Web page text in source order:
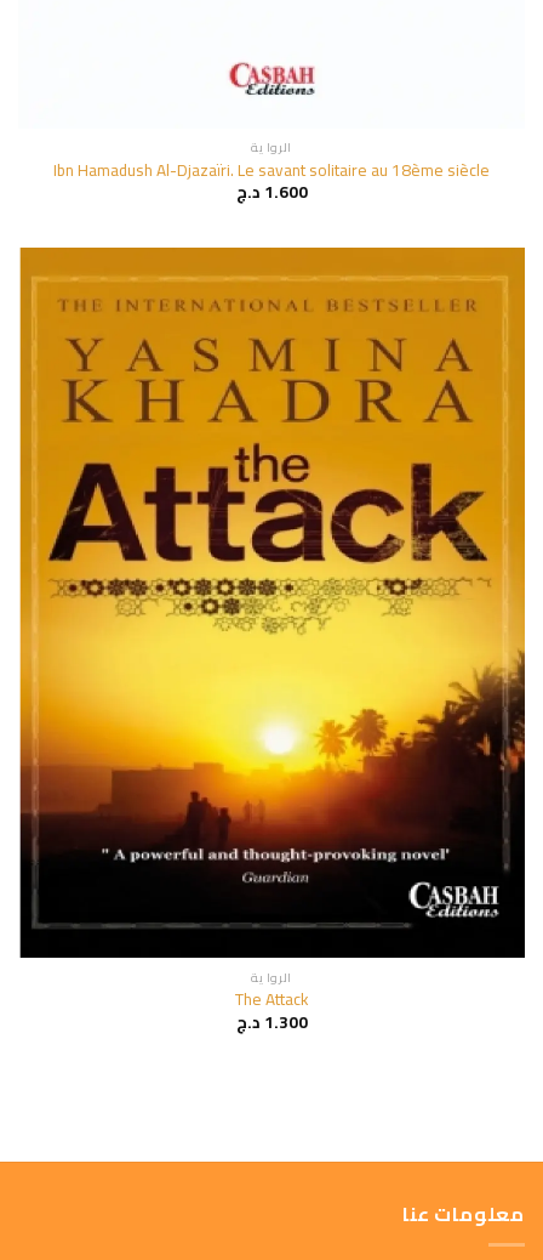
الروا ية
Ibn Hamadush Al-Djazaïri. Le savant solitaire au 18ème siècle
1.600د.ج
الروا ية
The Attack
1.300د.ج
معلومات عنا